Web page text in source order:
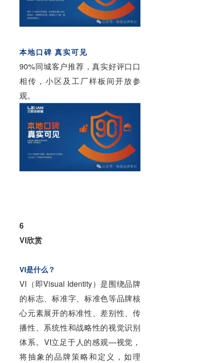
本地口碑 真实可见
90%同城客户推荐，真实好评口口
相传，小区及工厂样板间开放参
观。
6
VI欣赏
VI是什么？
VI（即Visual Identity）是围绕品牌
的标志、标准字、标准色等品牌核
心元素展开的标准性、差别性、传
播性、系统性和战略性的视觉识别
体系。VI立足于人的感观—视觉，
将抽象的品牌策略和定义，如理